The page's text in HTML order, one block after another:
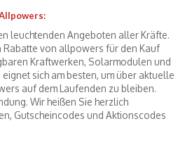
leuchtenden Angeboten aller Kräfte.
Rabatte von allpowers für den Kauf
Kraftwerken, Solarmodulen und
sich am besten, um über aktuelle
auf dem Laufenden zu bleiben.
Wir heißen Sie herzlich
Gutscheincodes und Aktionscodes